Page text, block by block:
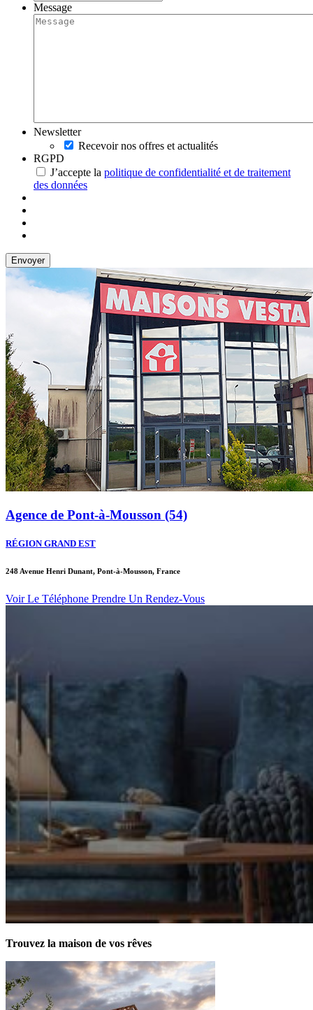
Message
Newsletter
Recevoir nos offres et actualités
RGPD
J’accepte la politique de confidentialité et de traitement
des données
Agence de Pont-à-Mousson (54)
RÉGION GRAND EST
248 Avenue Henri Dunant, Pont-à-Mousson, France
Voir Le Téléphone Prendre Un Rendez-Vous
Trouvez la maison de vos rêves